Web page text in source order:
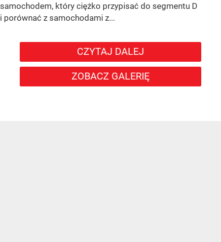
samochodem, który ciężko przypisać do segmentu D
i porównać z samochodami z...
CZYTAJ DALEJ
ZOBACZ GALERIĘ